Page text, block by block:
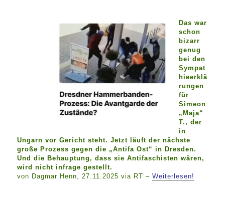
Das war
schon
bizarr
genug
bei den
Sympat
hieerklä
rungen
für
Simeon
„Maja“
T., der
in
Ungarn vor Gericht steht. Jetzt läuft der nächste
große Prozess gegen die „Antifa Ost“ in Dresden.
Und die Behauptung, dass sie Antifaschisten wären,
wird nicht infrage gestellt.
von Dagmar Henn, 27.11.2025 via RT –Weiterlesen!